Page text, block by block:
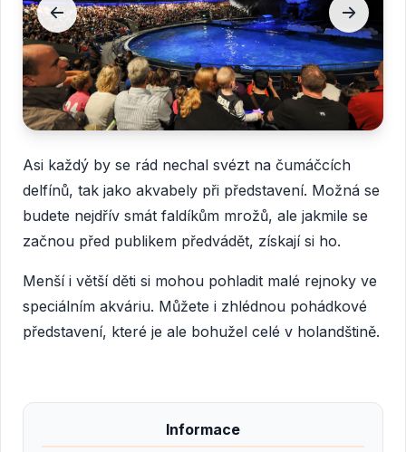
Asi každý by se rád nechal svézt na čumáčcích
delfínů, tak jako akvabely při představení. Možná se
budete nejdřív smát faldíkům mrožů, ale jakmile se
začnou před publikem předvádět, získají si ho.
Menší i větší děti si mohou pohladit malé rejnoky ve
speciálním akváriu. Můžete i zhlédnou pohádkové
představení, které je ale bohužel celé v holandštině.
Informace